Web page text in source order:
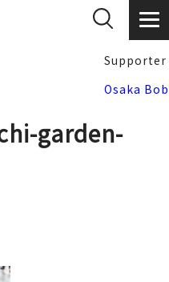
Supporter
Osaka Bob
garden-